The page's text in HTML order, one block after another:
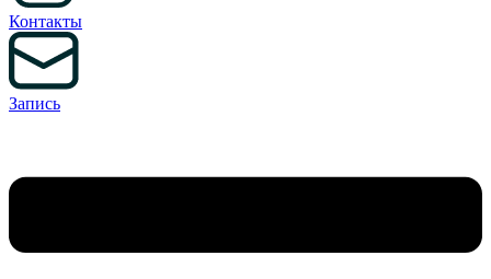
Контакты
Запись